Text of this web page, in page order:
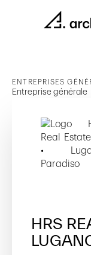
ENTREPRISES
Entreprise générale
HRS